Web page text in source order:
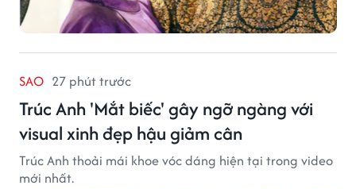
SAO 27 phút trước
Trúc Anh 'Mắt biếc' gây ngỡ ngàng với
visual xinh đẹp hậu giảm cân
Trúc Anh thoải mái khoe vóc dáng hiện tại trong video
mới nhất.